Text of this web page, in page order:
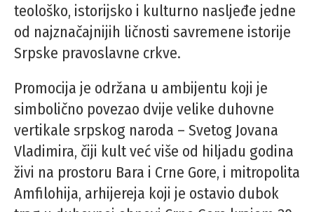
teološko, istorijsko i kulturno nasljeđe jedne
od najznačajnijih ličnosti savremene istorije
Srpske pravoslavne crkve.
Promocija je održana u ambijentu koji je
simbolično povezao dvije velike duhovne
vertikale srpskog naroda – Svetog Jovana
Vladimira, čiji kult već više od hiljadu godina
živi na prostoru Bara i Crne Gore, i mitropolita
Amfilohija, arhijereja koji je ostavio dubok